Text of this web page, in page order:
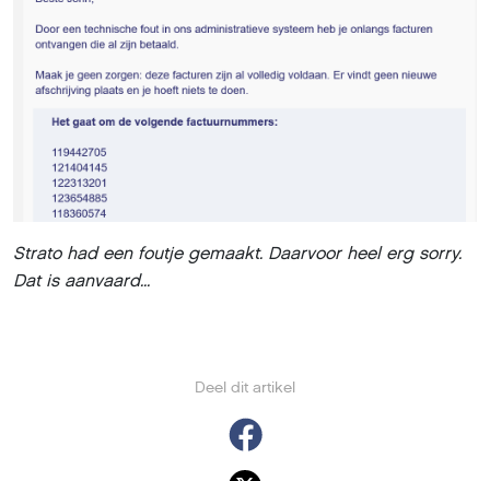
Deel dit artikel
Strato had een foutje gemaakt. Daarvoor heel erg sorry.
Dat is aanvaard...